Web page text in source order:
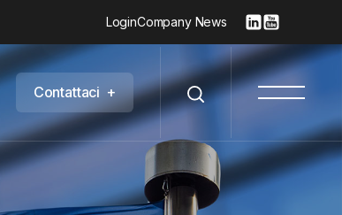
LoginCompany News
Contattaci +